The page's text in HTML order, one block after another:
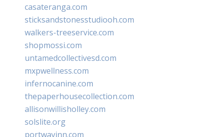
casateranga.com
sticksandstonesstudiooh.com
walkers-treeservice.com
shopmossi.com
untamedcollectivesd.com
mxpwellness.com
infernocanine.com
thepaperhousecollection.com
allisonwillisholley.com
solslite.org
portwayinn.com